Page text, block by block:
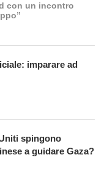
con un incontro
imparare ad
spingono
a guidare Gaza?